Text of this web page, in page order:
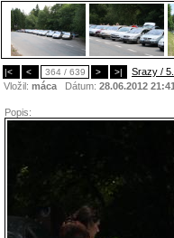
|< < 364 / 639 > >|
Srazy /
Vložil: máca Dátum: 28.06.2012 21:41
Popis: